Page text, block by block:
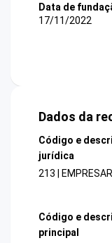
Data de
17/11/2022
Dados da
Código e
jurídica
213 |
Código e
principal